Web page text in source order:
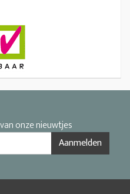
onze nieuwtjes
Aanmelden